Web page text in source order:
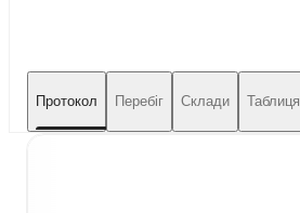
Протокол Перебіг Склади Таблиця